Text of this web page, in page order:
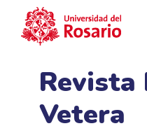
Revista
Vetera